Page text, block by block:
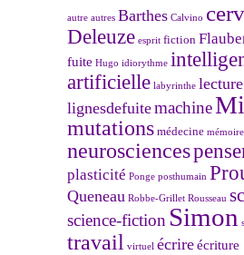
autre autres Barthes Calvino
Deleuze esprit fiction
fuite Hugo idiorythme
artificielle labyrinthe lecture
lignesdefuitemachine
mutations médecine mémoire
neurosciences
plasticité Ponge posthumain
Queneau Robbe-Grillet Rousseau
science-fiction Simon
travail virtuel écrireécriture